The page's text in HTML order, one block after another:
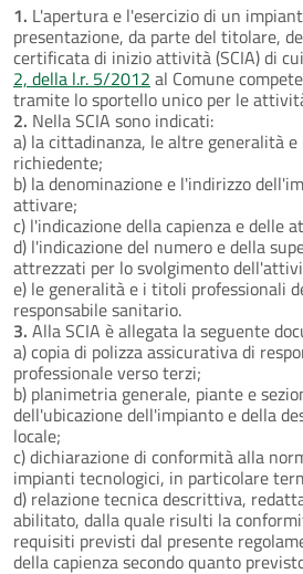
1. L'apertura e l'esercizio di un
presentazione, da parte del titolare,
certificata di inizio attività (SCIA) di
2, della l.r. 5/2012 al Comune
tramite lo sportello unico per le
2. Nella SCIA sono indicati:
a) la cittadinanza, le altre generalità
richiedente;
b) la denominazione e l'indirizzo
attivare;
c) l'indicazione della capienza e delle
d) l'indicazione del numero e della
attrezzati per lo svolgimento
e) le generalità e i titoli professionali
responsabile sanitario.
3. Alla SCIA è allegata la seguente
a) copia di polizza assicurativa di
professionale verso terzi;
b) planimetria generale, piante e
dell'ubicazione dell'impianto e della
locale;
c) dichiarazione di conformità alla
impianti tecnologici, in particolare
d) relazione tecnica descrittiva,
abilitato, dalla quale risulti la
requisiti previsti dal presente
della capienza secondo quanto